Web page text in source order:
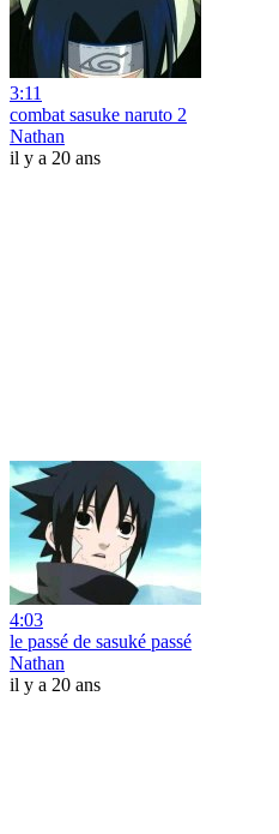
3:11
combat sasuke naruto 2
Nathan
il y a 20 ans
4:03
le passé de sasuké passé
Nathan
il y a 20 ans